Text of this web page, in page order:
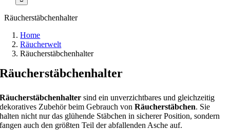
Räucherstäbchenhalter
Home
Räucherwelt
Räucherstäbchenhalter
Räucherstäbchenhalter
Räucherstäbchenhaltersind ein unverzichtbares und gleichzeitig
dekoratives Zubehör beim Gebrauch vonRäucherstäbchen. Sie
halten nicht nur das glühende Stäbchen in sicherer Position, sondern
fangen auch den größten Teil der abfallenden Asche auf.